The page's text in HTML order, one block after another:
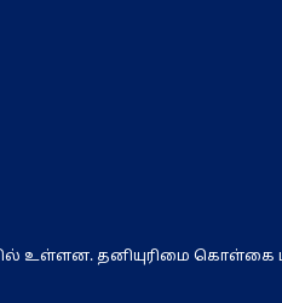
உள்ளன. தனியுரிமை கொள்கை